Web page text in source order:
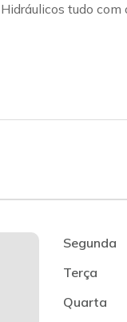
tudo com
Segunda
Terça
Quarta